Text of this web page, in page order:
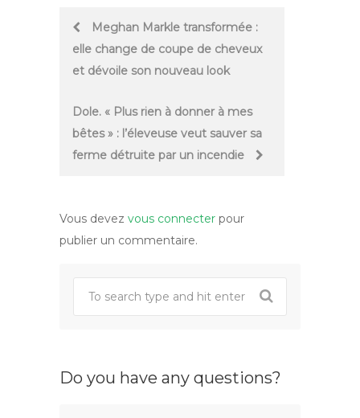
Post
navigation
Meghan Markle transformée :
elle change de coupe de cheveux
et dévoile son nouveau look
Dole. « Plus rien à donner à mes
bêtes » : l’éleveuse veut sauver sa
ferme détruite par un incendie
Vous devez vous connecter pour
publier un commentaire.
Do you have any questions?